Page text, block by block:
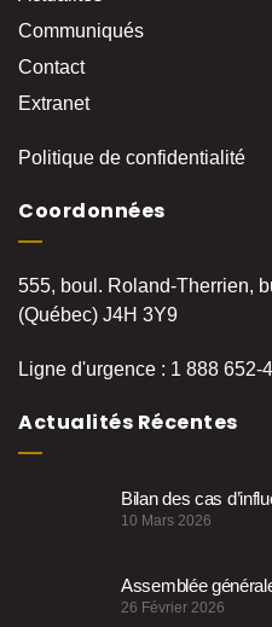
Communiqués
Contact
Extranet
Politique de confidentialité
Coordonnées
555, boul. Roland-Therrien,
(Québec) J4H 3Y9
Ligne d'urgence : 1 888 652-
Actualités Récentes
Bilan des cas
10 Mars 2026
Assemblée
26 Février 2026